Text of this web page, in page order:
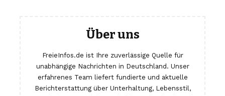
Über uns
FreieInfos.de ist Ihre zuverlässige Quelle für
unabhängige Nachrichten in Deutschland. Unser
erfahrenes Team liefert fundierte und aktuelle
Berichterstattung über Unterhaltung, Lebensstil,